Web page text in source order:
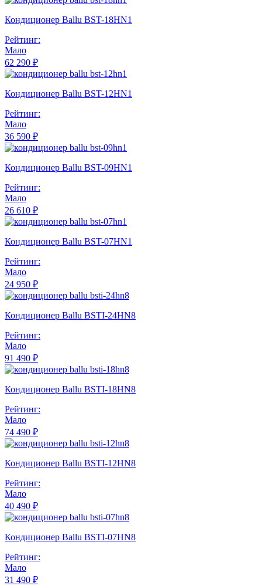
Кондиционер Ballu BST-18HN1
Рейтинг:
Мало
62 290 ₽
Кондиционер Ballu BST-12HN1
Рейтинг:
Мало
36 590 ₽
Кондиционер Ballu BST-09HN1
Рейтинг:
Мало
26 610 ₽
Кондиционер Ballu BST-07HN1
Рейтинг:
Мало
24 950 ₽
Кондиционер Ballu BSTI-24HN8
Рейтинг:
Мало
91 490 ₽
Кондиционер Ballu BSTI-18HN8
Рейтинг:
Мало
74 490 ₽
Кондиционер Ballu BSTI-12HN8
Рейтинг:
Мало
40 490 ₽
Кондиционер Ballu BSTI-07HN8
Рейтинг:
Мало
31 490 ₽